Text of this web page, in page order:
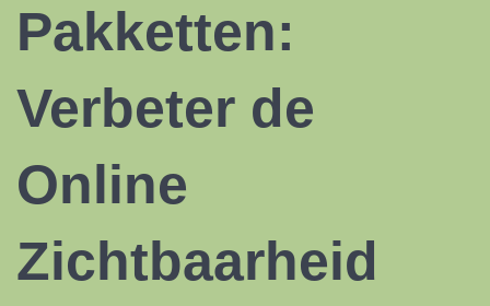
Pakketten:
Verbeter de
Online
Zichtbaarheid